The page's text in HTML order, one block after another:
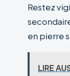
Restez
en pierre
LIRE